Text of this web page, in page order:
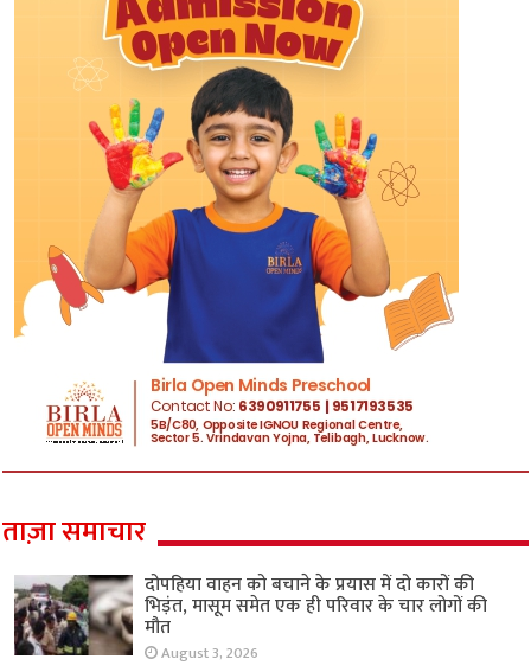
ताज़ा समाचार
दोपहिया वाहन को बचाने के प्रयास में दो कारों की
भिड़ंत, मासूम समेत एक ही परिवार के चार लोगों की
मौत
August 3, 2026